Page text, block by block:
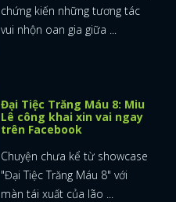
chứng kiến những tương tác
vui nhộn oan gia giữa ...
Đại Tiệc Trăng Máu 8: Miu
Lê công khai xin vai ngay
trên Facebook
Chuyện chưa kể từ showcase
"Đại Tiệc Trăng Máu 8" với
màn tái xuất của lão ...